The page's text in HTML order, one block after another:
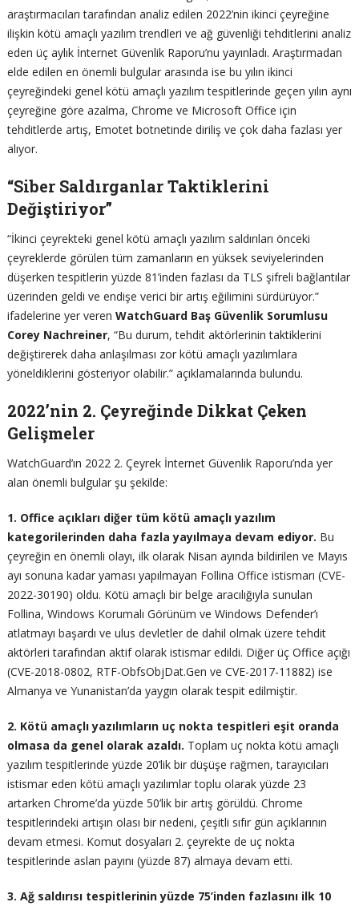
araştırmacıları tarafından analiz edilen 2022’nin ikinci çeyreğine
ilişkin kötü amaçlı yazılım trendleri ve ağ güvenliği tehditlerini analiz
eden üç aylık İnternet Güvenlik Raporu’nu yayınladı. Araştırmadan
elde edilen en önemli bulgular arasında ise bu yılın ikinci
çeyreğindeki genel kötü amaçlı yazılım tespitlerinde geçen yılın aynı
çeyreğine göre azalma, Chrome ve Microsoft Office için
tehditlerde artış, Emotet botnetinde diriliş ve çok daha fazlası yer
alıyor.
“Siber Saldırganlar Taktiklerini
Değiştiriyor”
“İkinci çeyrekteki genel kötü amaçlı yazılım saldırıları önceki
çeyreklerde görülen tüm zamanların en yüksek seviyelerinden
düşerken tespitlerin yüzde 81’inden fazlası da TLS şifreli bağlantılar
üzerinden geldi ve endişe verici bir artış eğilimini sürdürüyor.”
ifadelerine yer veren WatchGuard Baş Güvenlik Sorumlusu
Corey Nachreiner, “Bu durum, tehdit aktörlerinin taktiklerini
değiştirerek daha anlaşılması zor kötü amaçlı yazılımlara
yöneldiklerini gösteriyor olabilir.” açıklamalarında bulundu.
2022’nin 2. Çeyreğinde Dikkat Çeken
Gelişmeler
WatchGuard’ın 2022 2. Çeyrek İnternet Güvenlik Raporu’nda yer
alan önemli bulgular şu şekilde:
1. Office açıkları diğer tüm kötü amaçlı yazılım
kategorilerinden daha fazla yayılmaya devam ediyor. Bu
çeyreğin en önemli olayı, ilk olarak Nisan ayında bildirilen ve Mayıs
ayı sonuna kadar yaması yapılmayan Follina Office istismarı (CVE-
2022-30190) oldu. Kötü amaçlı bir belge aracılığıyla sunulan
Follina, Windows Korumalı Görünüm ve Windows Defender’ı
atlatmayı başardı ve ulus devletler de dahil olmak üzere tehdit
aktörleri tarafından aktif olarak istismar edildi. Diğer üç Office açığı
(CVE-2018-0802, RTF-ObfsObjDat.Gen ve CVE-2017-11882) ise
Almanya ve Yunanistan’da yaygın olarak tespit edilmiştir.
2. Kötü amaçlı yazılımların uç nokta tespitleri eşit oranda
olmasa da genel olarak azaldı. Toplam uç nokta kötü amaçlı
yazılım tespitlerinde yüzde 20’lik bir düşüşe rağmen, tarayıcıları
istismar eden kötü amaçlı yazılımlar toplu olarak yüzde 23
artarken Chrome’da yüzde 50’lik bir artış görüldü. Chrome
tespitlerindeki artışın olası bir nedeni, çeşitli sıfır gün açıklarının
devam etmesi. Komut dosyaları 2. çeyrekte de uç nokta
tespitlerinde aslan payını (yüzde 87) almaya devam etti.
3. Ağ saldırısı tespitlerinin yüzde 75’inden fazlasını ilk 10